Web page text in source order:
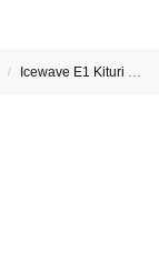
/ Icewave E1 Kituri si Capsule preumplute